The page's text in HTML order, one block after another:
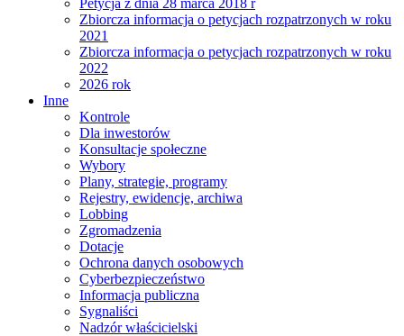
Petycja z dnia 28 marca 2018 r
Zbiorcza informacja o petycjach rozpatrzonych w roku
2021
Zbiorcza informacja o petycjach rozpatrzonych w roku
2022
2026 rok
Inne
Kontrole
Dla inwestorów
Konsultacje społeczne
Wybory
Plany, strategie, programy
Rejestry, ewidencje, archiwa
Lobbing
Zgromadzenia
Dotacje
Ochrona danych osobowych
Cyberbezpieczeństwo
Informacja publiczna
Sygnaliści
Nadzór właścicielski